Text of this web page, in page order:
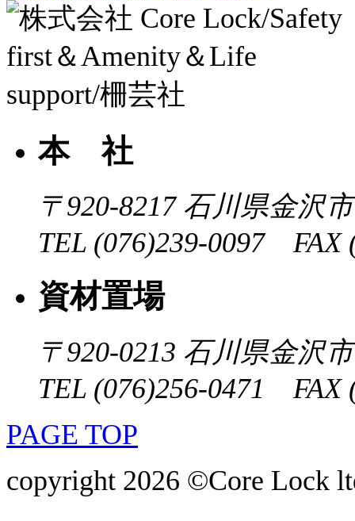
本 社
〒920-8217 石川県金沢
TEL (076)239-0097 FAX
資材置場
〒920-0213 石川県金沢
TEL (076)256-0471 FAX
PAGE TOP
copyright 2026 ©Core Lock